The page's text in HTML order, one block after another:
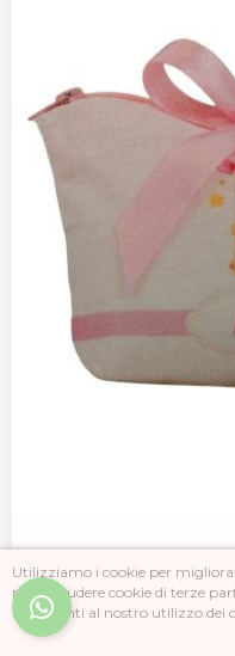
POCHETTE CON
Utilizziamo i cookie per
può includere cookie di terze
acconsenti al nostro utilizzo dei